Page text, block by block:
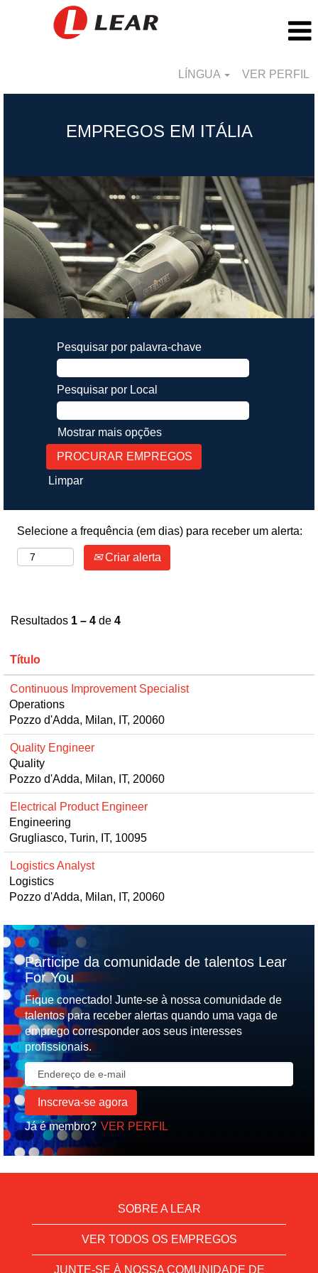
LÍNGUA VER PERFIL
EMPREGOS EM ITÁLIA
Pesquisar por palavra-chave
Pesquisar por Local
Mostrar mais opções
Limpar
Selecione a frequência (em dias) para receber um alerta:
Criar alerta
Resultados 1 – 4 de 4
Título
Continuous Improvement Specialist
Operations
Pozzo d'Adda, Milan, IT, 20060
Quality Engineer
Quality
Pozzo d'Adda, Milan, IT, 20060
Electrical Product Engineer
Engineering
Grugliasco, Turin, IT, 10095
Logistics Analyst
Logistics
Pozzo d'Adda, Milan, IT, 20060
Participe da comunidade de talentos Lear
For You
Fique conectado! Junte-se à nossa comunidade de
talentos para receber alertas quando uma vaga de
emprego corresponder aos seus interesses
profissionais.
Já é membro? VER PERFIL
SOBRE A LEAR
VER TODOS OS EMPREGOS
JUNTE-SE À NOSSA COMUNIDADE DE